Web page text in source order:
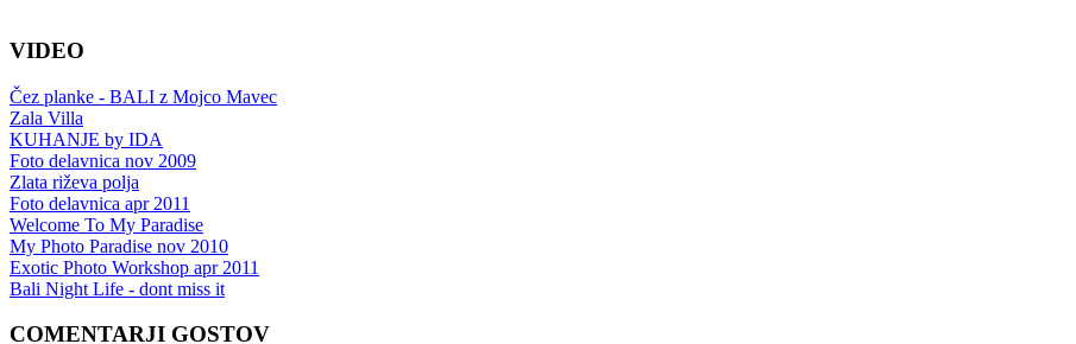
VIDEO
Čez planke - BALI z Mojco Mavec
Zala Villa
KUHANJE by IDA
Foto delavnica nov 2009
Zlata riževa polja
Foto delavnica apr 2011
Welcome To My Paradise
My Photo Paradise nov 2010
Exotic Photo Workshop apr 2011
Bali Night Life - dont miss it
COMENTARJI GOSTOV